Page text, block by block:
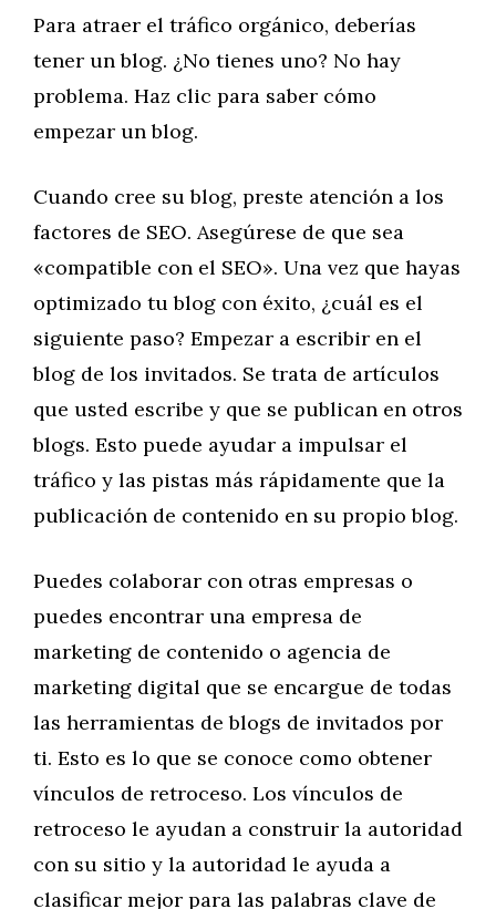
Para atraer el tráfico orgánico, deberías
tener un blog. ¿No tienes uno? No hay
problema. Haz clic para saber cómo
empezar un blog.
Cuando cree su blog, preste atención a los
factores de SEO. Asegúrese de que sea
«compatible con el SEO». Una vez que hayas
optimizado tu blog con éxito, ¿cuál es el
siguiente paso? Empezar a escribir en el
blog de los invitados. Se trata de artículos
que usted escribe y que se publican en otros
blogs. Esto puede ayudar a impulsar el
tráfico y las pistas más rápidamente que la
publicación de contenido en su propio blog.
Puedes colaborar con otras empresas o
puedes encontrar una empresa de
marketing de contenido o agencia de
marketing digital que se encargue de todas
las herramientas de blogs de invitados por
ti. Esto es lo que se conoce como obtener
vínculos de retroceso. Los vínculos de
retroceso le ayudan a construir la autoridad
con su sitio y la autoridad le ayuda a
clasificar mejor para las palabras clave de